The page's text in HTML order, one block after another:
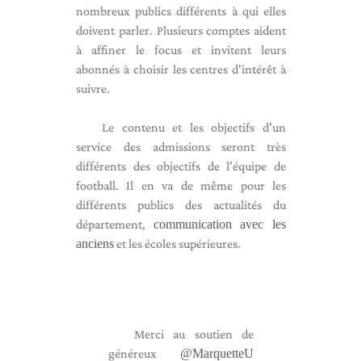
nombreux publics différents à qui elles
doivent parler. Plusieurs comptes aident
à affiner le focus et invitent leurs
abonnés à choisir les centres d'intérêt à
suivre.
Le contenu et les objectifs d'un
service des admissions seront très
différents des objectifs de l'équipe de
football. Il en va de même pour les
différents publics des actualités du
département, communication avec les
ancienset les écoles supérieures.
Merci au soutien de
généreux @MarquetteU